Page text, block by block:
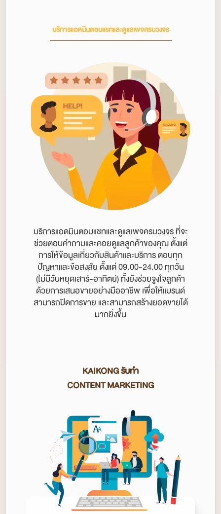
บริการแอดมินตอบแชทและดูแลเพจครบวงจร
บริการแอดมินตอบแชทและดูแลเพจครบวงจร ที่จะ
ช่วยตอบคำถามและคอยดูแลลูกค้าของคุณ ตั้งแต่
การให้ข้อมูลเกี่ยวกับสินค้าและบริการ ตอบทุก
ปัญหาและข้อสงสัย ตั้งแต่ 09.00-24.00 ทุกวัน
(ไม่มีวันหยุดเสาร์-อาทิตย์) ทั้งยังช่วยจูงใจลูกค้า
ด้วยการเสนอขายอย่างมืออาชีพ เพื่อให้แบรนด์
สามารถปิดการขาย และสามารถสร้างยอดขายได้
มากยิ่งขึ้น
KAIKONG รับทำ
CONTENT MARKETING